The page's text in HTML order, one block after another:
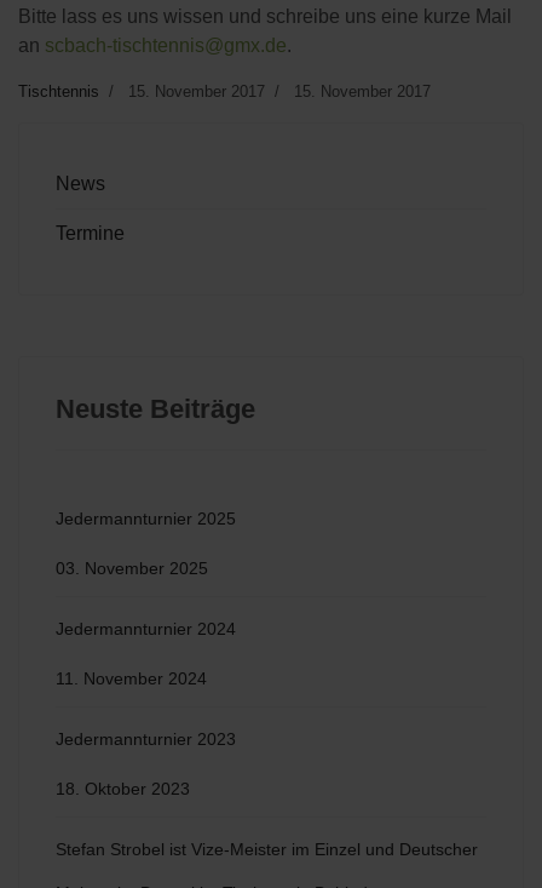
Bitte lass es uns wissen und schreibe uns eine kurze Mail
an scbach-tischtennis@gmx.de.
Tischtennis 15. November 2017 15. November 2017
News
Termine
Neuste Beiträge
Jedermannturnier 2025
03. November 2025
Jedermannturnier 2024
11. November 2024
Jedermannturnier 2023
18. Oktober 2023
Stefan Strobel ist Vize-Meister im Einzel und Deutscher